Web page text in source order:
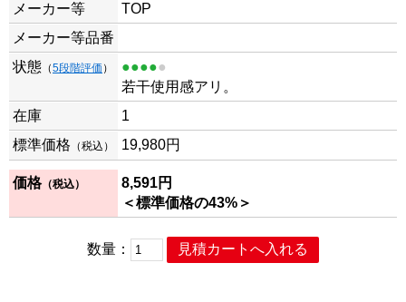
メーカー等
TOP
メーカー等品番
状態 （5段階評価 ） ●●●●●
若干使用感アリ。
在庫
1
標準価格 （税込） 19,980円
価格（税込）
8,591円
＜標準価格の43%＞
数量：